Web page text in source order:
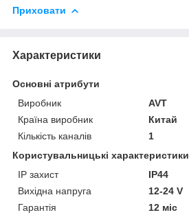
Приховати
Характеристики
Основні атрибути
Виробник
AVT
Країна виробник
Китай
Кількість каналів
1
Користувальницькі характеристики
IP захист
IP44
Вихідна напруга
12-24 V
Гарантія
12 міс